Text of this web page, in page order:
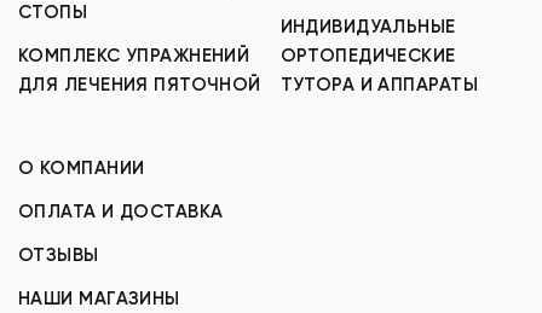
СТОПЫ
КОМПЛЕКС УПРАЖНЕНИЙ
ДЛЯ ЛЕЧЕНИЯ ПЯТОЧНОЙ
ИНДИВИДУАЛЬНЫЕ
ОРТОПЕДИЧЕСКИЕ
ТУТОРА И АППАРАТЫ
О КОМПАНИИ
ОПЛАТА И ДОСТАВКА
ОТЗЫВЫ
НАШИ МАГАЗИНЫ